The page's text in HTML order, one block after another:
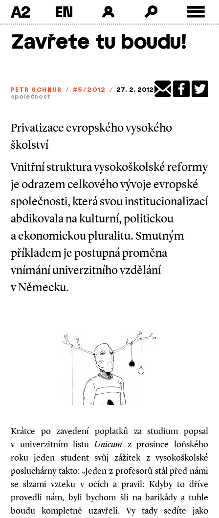
A2
Zavřete tu boudu!
PETR SCHNUR / #5/2012 / 27. 2. 2012
společnost
Privatizace evropského vysokého
školství
Vnitřní struktura vysokoškolské reformy
je odrazem celkového vývoje evropské
společnosti, která svou institucionalizací
abdikovala na kulturní, politickou
a ekonomickou pluralitu. Smutným
příkladem je postupná proměna
vnímání univerzitního vzdělání
v Německu.
Krátce po zavedení poplatků za studium popsal
v univerzitním listu Unicum z prosince loňského
roku jeden student svůj zážitek z vysokoškolské
posluchárny takto: „Jeden z profesorů stál před námi
se slzami vzteku v očích a pravil: Kdyby to dříve
provedli nám, byli bychom šli na barikády a tuhle
boudu kompletně uzavřeli. Vy tady sedíte jako